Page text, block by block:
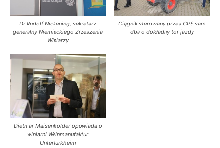
Dr Rudolf Nickening, sekretarz
generalny Niemieckiego Zrzeszenia
Winiarzy
Ciągnik sterowany przes GPS sam
dba o dokładny tor jazdy
Dietmar Maisenholder opowiada o
winiarni Weinmanufaktur
Unterturkheim